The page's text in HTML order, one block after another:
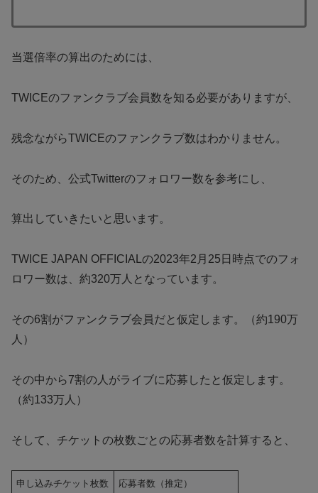
当選倍率の算出のためには、
TWICEのファンクラブ会員数を知る必要がありますが、
残念ながらTWICEのファンクラブ数はわかりません。
そのため、公式Twitterのフォロワー数を参考にし、
算出していきたいと思います。
TWICE JAPAN OFFICIALの2023年2月25日時点でのフォ
ロワー数は、約320万人となっています。
その6割がファンクラブ会員だと仮定します。（約190万
人）
その中から7割の人がライブに応募したと仮定します。
（約133万人）
そして、チケットの枚数ごとの応募者数を計算すると、
申し込みチケット枚数 応募者数（推定）